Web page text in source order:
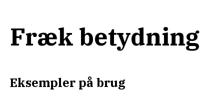
Fræk betydning
Eksempler på brug